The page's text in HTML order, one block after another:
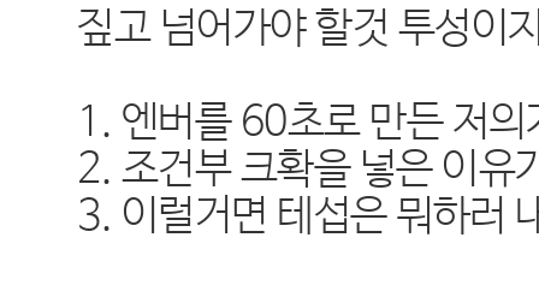
짚고 넘어가야 할것 투성이
1. 엔버를 60초로 만든 저
2. 조건부 크확을 넣은 이유
3. 이럴거면 테섭은 뭐하러